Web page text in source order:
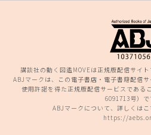
講談社の動く図鑑MOVEは正規版配信サイ
ABJマークは、この電子書店・電子書籍配信
使用許諾を得た正規版配信サービスである
6091713号）で
ABJマークについて、詳しくはこ
https://